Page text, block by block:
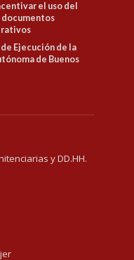
el uso del
documentos
Ejecución de la
de Buenos
y DD.HH.